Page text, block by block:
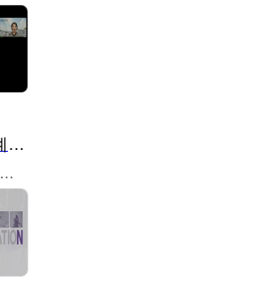
차로배우는세계문화
안소영